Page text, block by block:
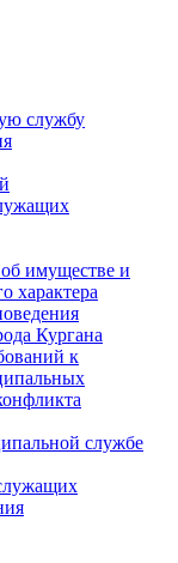
службу
имуществе и
характера
Кургана
к
службе